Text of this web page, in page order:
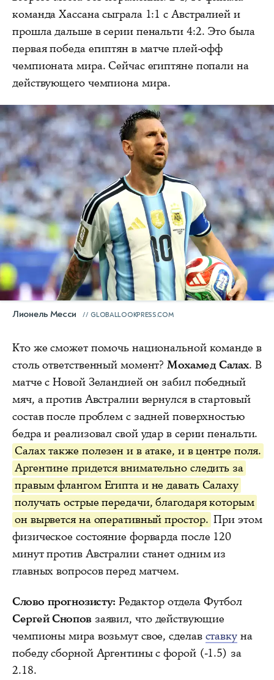
команда Хассана сыграла 1:1 с Австралией и
прошла дальше в серии пенальти 4:2. Это была
первая победа египтян в матче плей-офф
чемпионата мира. Сейчас египтяне попали на
действующего чемпиона мира.
Лионель Месси GLOBALLOOKPRESS.COM
Кто же сможет помочь национальной команде в
столь ответственный момент?Мохамед Салах. В
матче с Новой Зеландией он забил победный
мяч, а против Австралии вернулся в стартовый
состав после проблем с задней поверхностью
бедра и реализовал свой удар в серии пенальти.
Салах также полезен и в атаке, и в центре поля.
Аргентине придется внимательно следить за
правым флангом Египта и не давать Салаху
получать острые передачи, благодаря которым
он вырвется на оперативный простор. При этом
физическое состояние форварда после 120
минут против Австралии станет одним из
главных вопросов перед матчем.
Слово прогнозисту: Редактор отдела Футбол
Сергей Снопов заявил, что действующие
чемпионы мира возьмут свое, сделав ставкуна
победу сборной Аргентины с форой (-1.5) за
2.18.